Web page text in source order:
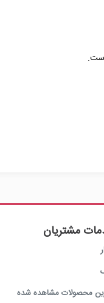
مشتریان
محصولات مشاهده شده